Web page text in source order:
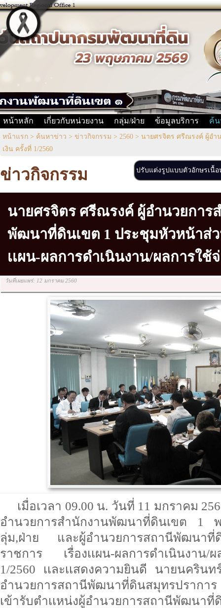
หน้าหลัก เกี่ยวกับหน่วยงาน กลุ่ม/ฝ่าย ข้อมูลบริการ ค้น
หน้าแรก > ค้นหาข่าว > ข่าวกิจกรรม > 2560 > นายศรจิตร ศรีณรงค์ ผู้อำ
เงิน ครั้งที่ 1/2560
ข่าวกิจกรรม
นายศรจิตร ศรีณรงค์ ผู้อำนวยการ
พัฒนาที่ดินเขต 1 ประชุมหัวหน้าส่ว
เเผน-ผลการดำเนินงาน/ผลการใช้
วันที่เผยแพร่: 12 มกราคม 2560
เมื่อเวลา 09.00 น. วันที่ 11 มกราคม
อำนวยการสำนักงานพัฒนาที่ดินเขต 1
ลุ่ม,ฝ่าย และผู้อำนวยการสถานีพัฒนา
ราชการ เรื่องเเผน-ผลการดำเนินงาน
1/2560 เเละเเสดงความยินดี นายนคริน
อำนวยการสถานีพัฒนาที่ดินสมุทรปราการ
เข้ารับตำเเหน่งผู้อำนวยการสถานีพัฒนาที่
ปรับแต่งรูปแบบตัวอักษรเ